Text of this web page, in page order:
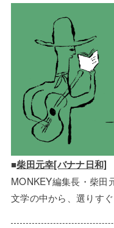
■柴田元幸[バナナ日和]
MONKEY編集長・柴田
文学の中から、選りす